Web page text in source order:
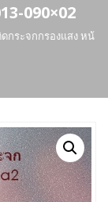
090×02
กระจกกรองแสง หน้